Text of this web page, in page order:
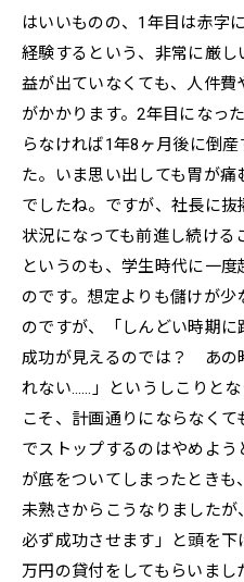
はいいものの、1年目は赤字
経験するという、非常に厳し
益が出ていなくても、人件
がかかります。2年目になっ
らなければ1年8ヶ月後に倒
た。いま思い出しても胃が
でしたね。ですが、社長に
状況になっても前進し続ける
というのも、学生時代に一
のです。想定よりも儲けが
のですが、「しんどい時期
成功が見えるのでは？ あの
れない……」というしこりと
こそ、計画通りにならなく
でストップするのはやめよ
が底をついてしまったとき
未熟さからこうなりましたが
必ず成功させます」と頭を下
万円の貸付をしてもらいま